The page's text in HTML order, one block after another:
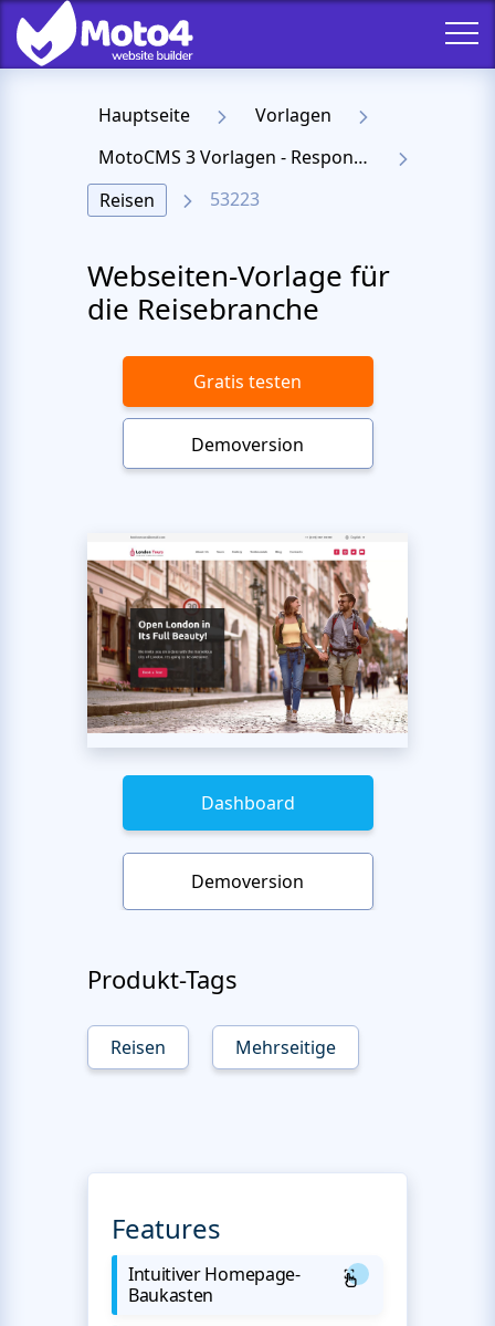
Hauptseite
Vorlagen
MotoCMS 3 Vorlagen - Responsive Templates für Website
Reisen
53223
Webseiten-Vorlage für
die Reisebranche
Gratis testen
Demoversion
Dashboard
Demoversion
Produkt-Tags
Reisen Mehrseitige
Features
Intuitiver Homepage-
Baukasten